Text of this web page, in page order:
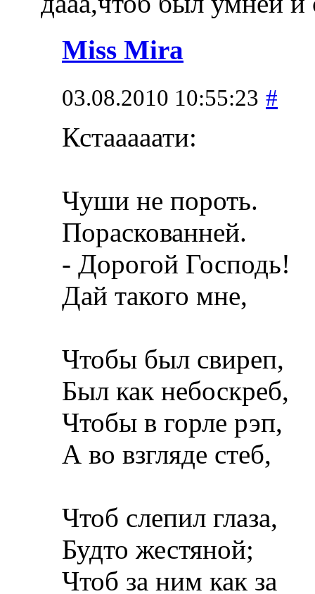
Miss Mira
03.08.2010 10:55:23 #
Кстааааати:
Чуши не пороть.
Пораскованней.
- Дорогой Господь!
Дай такого мне,
Чтобы был свиреп,
Был как небоскреб,
Чтобы в горле рэп,
А во взгляде стеб,
Чтоб слепил глаза,
Будто жестяной;
Чтоб за ним как за